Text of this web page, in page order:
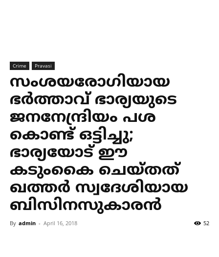
Crime Pravasi
സംശയരോഗിയായ
ഭര്‍ത്താവ് ഭാര്യയുടെ
ജനനേന്ദ്രിയം പശ
കൊണ്ട് ഒട്ടിച്ചു;
ഭാര്യയോട് ഈ
കടുംകൈ ചെയ്തത്
ഖത്തര്‍ സ്വദേശിയായ
ബിസിനസുകാരന്‍
By admin - April 16, 2018 52